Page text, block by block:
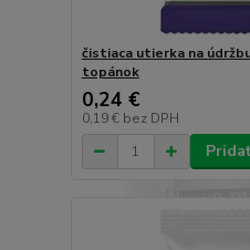
čistiaca utierka na
topánok
0,24 €
0,19 € bez DPH